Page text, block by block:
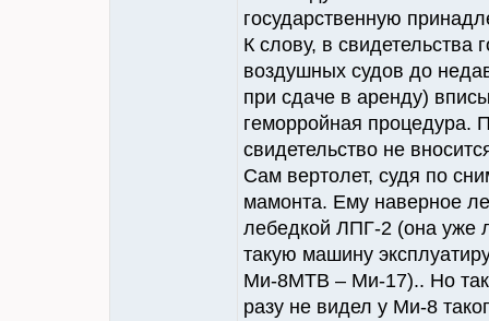
государственную
К слову, в свидетельства
воздушных судов до
при сдаче в аренду)
геморройная процедура.
свидетельство не
Сам вертолет, судя по
мамонта. Ему наверное
лебедкой ЛПГ-2 (она уже
такую машину
Ми-8МТВ – Ми-17).. Но
разу не видел у Ми-8